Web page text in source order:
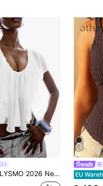
LYSMO 2026 Neue minimalistische Frühling/Sommer Damen Bluse mit einfarbigem Volant und asymmetrischem Saum, Sommer Top, Weiß